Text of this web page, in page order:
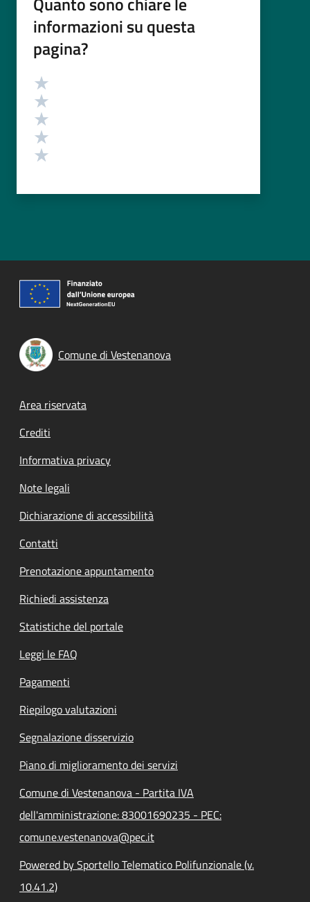
informazioni su questa
pagina?
Valutazione
Comune di Vestenanova
Footer menu
Area riservata
Crediti
Informativa privacy
Note legali
Dichiarazione di accessibilità
Contatti
Prenotazione appuntamento
Richiedi assistenza
Statistiche del portale
Leggi le FAQ
Pagamenti
Riepilogo valutazioni
Segnalazione disservizio
Piano di miglioramento dei servizi
Comune di Vestenanova - Partita IVA
dell'amministrazione: 83001690235 - PEC:
comune.vestenanova@pec.it
Powered by Sportello Telematico Polifunzionale (v.
10.41.2)